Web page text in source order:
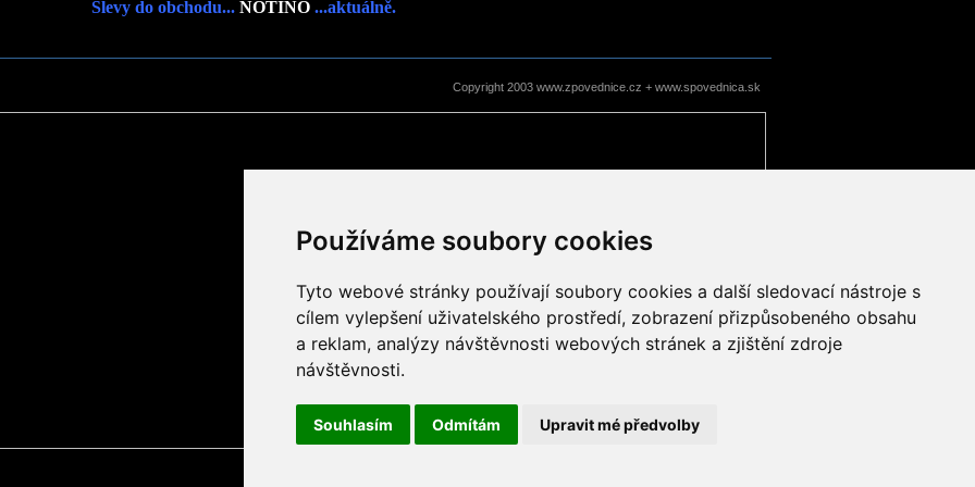
Používáme soubory cookies
Tyto webové stránky používají soubory cookies a další sledovací nástroje s
cílem vylepšení uživatelského prostředí, zobrazení přizpůsobeného obsahu
a reklam, analýzy návštěvnosti webových stránek a zjištění zdroje
návštěvnosti.
Souhlasím Odmítám Upravit mé předvolby
Slevy do obchodu... NOTINO ...aktuálně.
Copyright 2003 www.zpovednice.cz + www.spovednica.sk